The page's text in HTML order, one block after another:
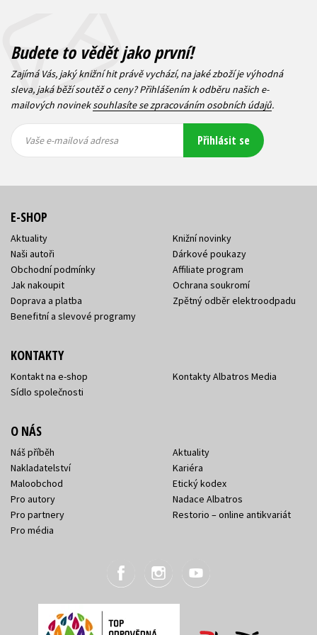
Budete to vědět jako první!
Zajímá Vás, jaký knižní hit právě vychází, na jaké zboží je výhodná
sleva, jaká běží soutěž o ceny? Přihlášením k odběru našich e-
mailových novineksouhlasíte se zpracováním osobních údajů.
mailová
mailová
Vaše e-mailová adresa Přihlásit se
E-SHOP
Aktuality
Naši autoři
Obchodní podmínky
Jak nakoupit
Doprava a platba
Benefitní a slevové programy
Knižní novinky
Dárkové poukazy
Affiliate program
Ochrana soukromí
Zpětný odběr elektroodpadu
KONTAKTY
Kontakt na e-shop
Sídlo společnosti
Kontakty Albatros Media
O NÁS
Náš příběh
Nakladatelství
Maloobchod
Pro autory
Pro partnery
Pro média
Aktuality
Kariéra
Etický kodex
Nadace Albatros
Restorio – online antikvariát